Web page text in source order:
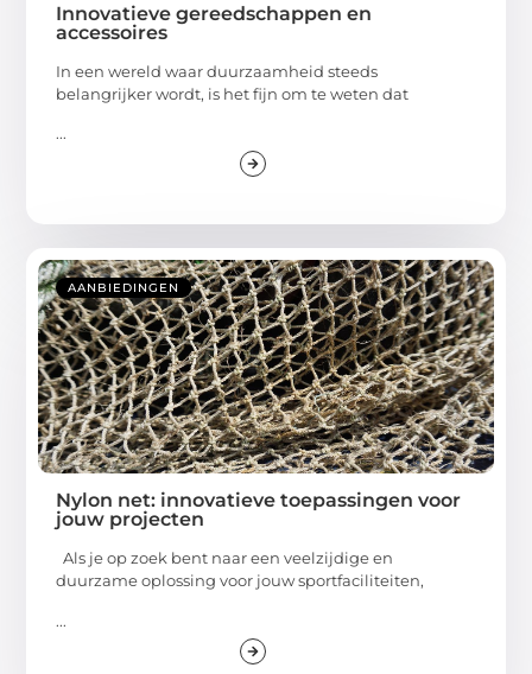
Innovatieve gereedschappen en
accessoires
In een wereld waar duurzaamheid steeds
belangrijker wordt, is het fijn om te weten dat
...
AANBIEDINGEN
Nylon net: innovatieve toepassingen voor
jouw projecten
Als je op zoek bent naar een veelzijdige en
duurzame oplossing voor jouw sportfaciliteiten,
...